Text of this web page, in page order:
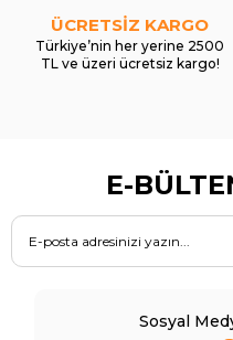
ÜCRETSİZ KARGO
Türkiye’nin her yerine 2500
TL ve üzeri ücretsiz kargo!
E-
Sosyal